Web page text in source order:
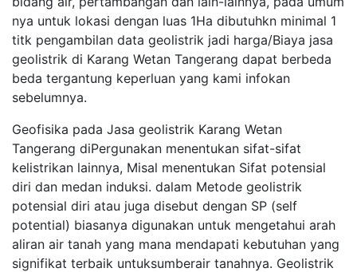
nya untuk lokasi dengan luas 1Ha dibutuhkn minimal 1
titk pengambilan data geolistrik jadi harga/Biaya jasa
geolistrik di Karang Wetan Tangerang dapat berbeda
beda tergantung keperluan yang kami infokan
sebelumnya.
Geofisika pada Jasa geolistrik Karang Wetan
Tangerang diPergunakan menentukan sifat-sifat
kelistrikan lainnya, Misal menentukan Sifat potensial
diri dan medan induksi. dalam Metode geolistrik
potensial diri atau juga disebut dengan SP (self
potential) biasanya digunakan untuk mengetahui arah
aliran air tanah yang mana mendapati kebutuhan yang
signifikat terbaik untuksumberair tanahnya. Geolistrik